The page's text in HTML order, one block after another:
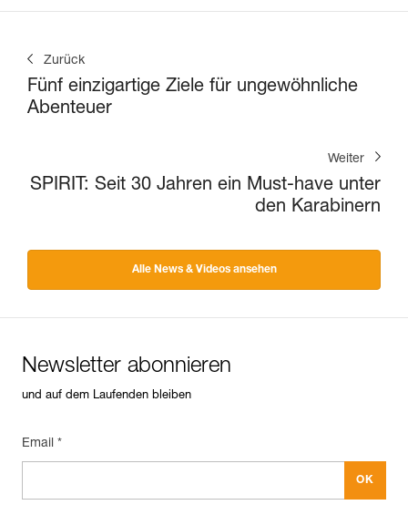
Zurück
Fünf einzigartige Ziele für ungewöhnliche
Abenteuer
Weiter
SPIRIT: Seit 30 Jahren ein Must-have unter
den Karabinern
Alle News & Videos ansehen
Newsletter abonnieren
und auf dem Laufenden bleiben
Email *